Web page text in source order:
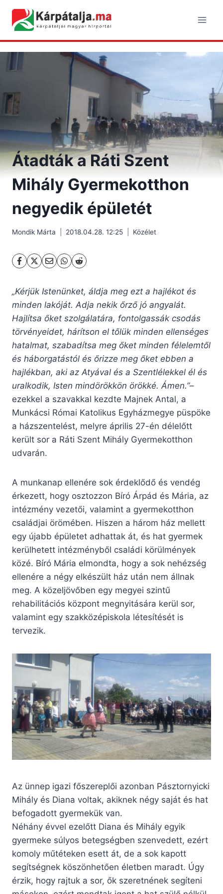
content
Átadták a Ráti Szent
Mihály Gyermekotthon
negyedik épületét
Mondik Márta 2018.04.28. 12:25 Közélet
„Kérjük Istenünket, áldja meg ezt a hajlékot és
minden lakóját. Adja nekik őrző jó angyalát.
Hajlítsa őket szolgálatára, fontolgassák csodás
törvényeidet, hárítson el tőlük minden ellenséges
hatalmat, szabadítsa meg őket minden félelemtől
és háborgatástól és őrizze meg őket ebben a
hajlékban, aki az Atyával és a Szentlélekkel él és
uralkodik, Isten mindörökkön örökké. Ámen.”–
ezekkel a szavakkal kezdte Majnek Antal, a
Munkácsi Római Katolikus Egyházmegye püspöke
a házszentelést, melyre április 27-én délelőtt
került sor a Ráti Szent Mihály Gyermekotthon
udvarán.
A munkanap ellenére sok érdeklődő és vendég
érkezett, hogy osztozzon Bíró Árpád és Mária, az
intézmény vezetői, valamint a gyermekotthon
családjai örömében. Hiszen a három ház mellett
egy újabb épületet adhattak át, és hat gyermek
kerülhetett intézményből családi körülmények
közé. Bíró Mária elmondta, hogy a sok nehézség
ellenére a négy elkészült ház után nem állnak
meg. A közeljövőben egy megyei szintű
rehabilitációs központ megnyitására kerül sor,
valamint egy szakközépiskola létesítését is
tervezik.
Az ünnep igazi főszereplői azonban Pásztornyicki
Mihály és Diana voltak, akiknek négy saját és hat
befogadott gyermekük van.
Néhány évvel ezelőtt Diana és Mihály egyik
gyermeke súlyos betegségben szenvedett, ezért
komoly műtéteken esett át, de a sok kapott
segítségnek köszönhetően életben maradt. Úgy
érzik, hogy rajtuk a sor, ők szeretnének segíteni